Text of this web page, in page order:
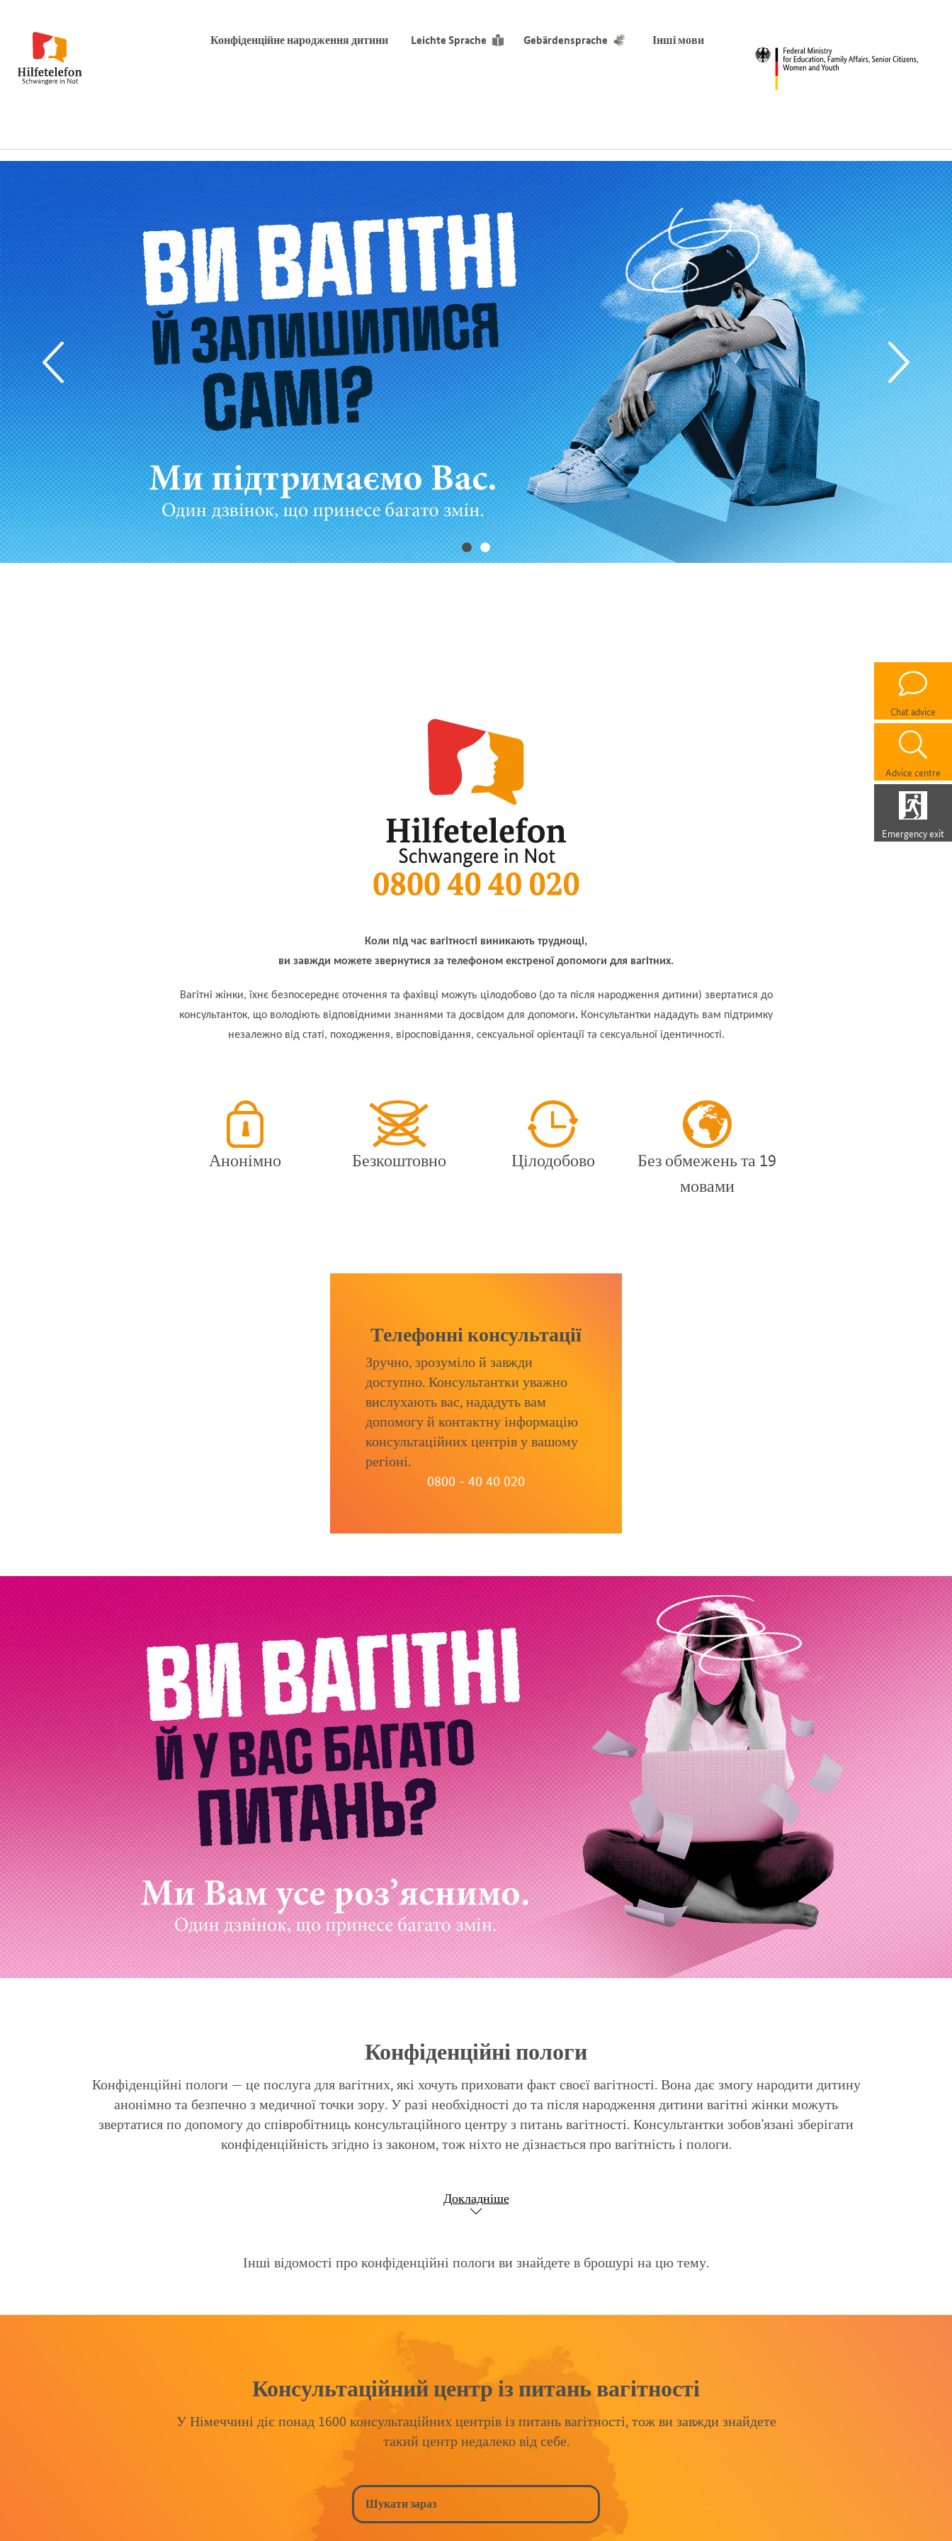
Конфіденційне народження дитини Leichte Sprache Gebärdensprache Інші мови
Chat advice
Advice centre
Emergency exit
Коли під час вагітності виникають труднощі,
ви завжди можете звернутися за телефоном екстреної допомоги для вагітних.
Вагітні жінки, їхнє безпосереднє оточення та фахівці можуть цілодобово (до та після народження дитини) звертатися до
консультанток, що володіють відповідними знаннями та досвідом для допомоги. Консультантки нададуть вам підтримку
незалежно від статі, походження, віросповідання, сексуальної орієнтації та сексуальної ідентичності.
Анонімно Безкоштовно Цілодобово
Без обмежень та 19
мовами
Телефонні консультації
Зручно, зрозуміло й завжди
доступно. Консультантки уважно
вислухають вас, нададуть вам
допомогу й контактну інформацію
консультаційних центрів у вашому
регіоні.
0800 - 40 40 020
Конфіденційні пологи
Конфіденційні пологи — це послуга для вагітних, які хочуть приховати факт своєї вагітності. Вона дає змогу народити дитину
анонімно та безпечно з медичної точки зору. У разі необхідності до та після народження дитини вагітні жінки можуть
звертатися по допомогу до співробітниць консультаційного центру з питань вагітності. Консультантки зобов’язані зберігати
конфіденційність згідно із законом, тож ніхто не дізнається про вагітність і пологи.
Докладніше
Інші відомості про конфіденційні пологи ви знайдете в брошурі на цю тему.
Консультаційний центр із питань вагітності
У Німеччині діє понад 1600 консультаційних центрів із питань вагітності, тож ви завжди знайдете
такий центр недалеко від себе.